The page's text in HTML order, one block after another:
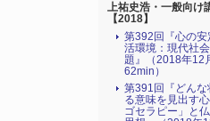
上祐史浩・一般向け
【2018】
第392回『心の安
活環境：現代社
題』（2018年12
62min）
第391回『どんな
る意味を見出す
ゴセラピー」と